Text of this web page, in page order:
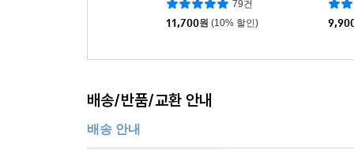
79건
11,700원 (10% 할인)
배송/반품/교환 안내
배송 안내